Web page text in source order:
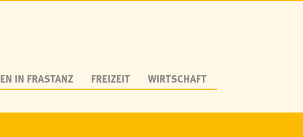
IN FRASTANZ FREIZEIT WIRTSCHAFT